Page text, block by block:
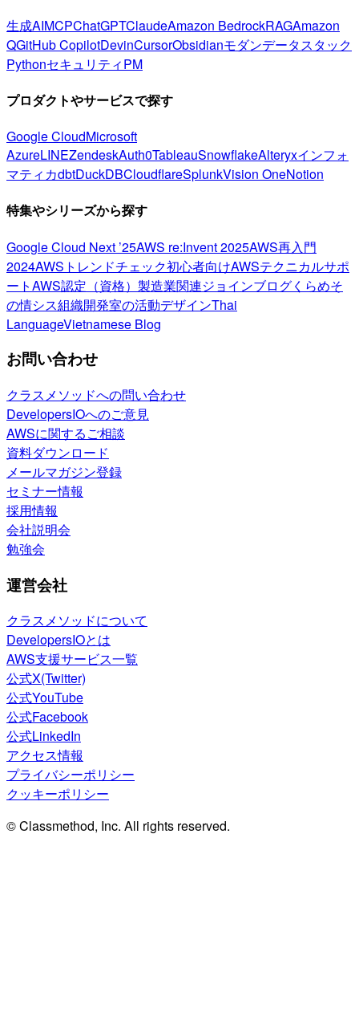
生成AIMCPChatGPTClaudeAmazon BedrockRAGAmazon
QGitHub CopilotDevinCursorObsidianモダンデータスタック
PythonセキュリティPM
プロダクトやサービスで探す
Google CloudMicrosoft
AzureLINEZendeskAuth0TableauSnowflakeAlteryxインフォ
マティカdbtDuckDBCloudflareSplunkVision OneNotion
特集やシリーズから探す
Google Cloud Next ’25AWS re:Invent 2025AWS再入門
2024AWSトレンドチェック初心者向けAWSテクニカルサポ
ートAWS認定（資格） 製造業関連ジョインブログくらめそ
の情シス組織開発室の活動デザインThai
LanguageVietnamese Blog
お問い合わせ
クラスメソッドへの問い合わせ
DevelopersIOへのご意見
AWSに関するご相談
資料ダウンロード
メールマガジン登録
セミナー情報
採用情報
会社説明会
勉強会
運営会社
クラスメソッドについて
DevelopersIOとは
AWS支援サービス一覧
公式X(Twitter)
公式YouTube
公式Facebook
公式LinkedIn
アクセス情報
プライバシーポリシー
クッキーポリシー
© Classmethod, Inc. All rights reserved.